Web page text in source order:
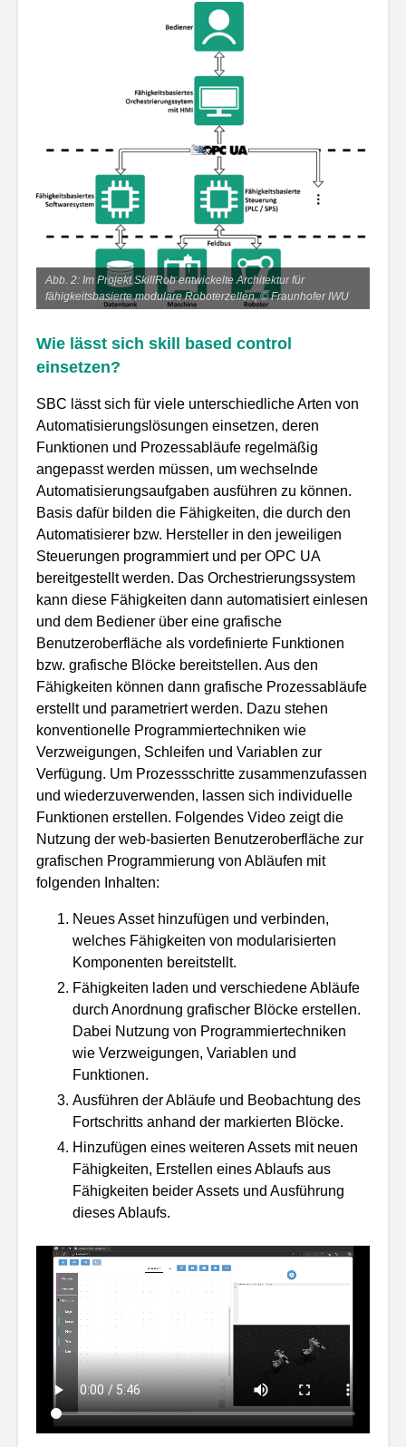
Abb. 2: Im Projekt SkillRob entwickelte Architektur für
fähigkeitsbasierte modulare Roboterzellen, © Fraunhofer IWU
Wie lässt sich skill based control
einsetzen?
SBC lässt sich für viele unterschiedliche Arten von
Automatisierungslösungen einsetzen, deren
Funktionen und Prozessabläufe regelmäßig
angepasst werden müssen, um wechselnde
Automatisierungsaufgaben ausführen zu können.
Basis dafür bilden die Fähigkeiten, die durch den
Automatisierer bzw. Hersteller in den jeweiligen
Steuerungen programmiert und per OPC UA
bereitgestellt werden. Das Orchestrierungssystem
kann diese Fähigkeiten dann automatisiert einlesen
und dem Bediener über eine grafische
Benutzeroberfläche als vordefinierte Funktionen
bzw. grafische Blöcke bereitstellen. Aus den
Fähigkeiten können dann grafische Prozessabläufe
erstellt und parametriert werden. Dazu stehen
konventionelle Programmiertechniken wie
Verzweigungen, Schleifen und Variablen zur
Verfügung. Um Prozessschritte zusammenzufassen
und wiederzuverwenden, lassen sich individuelle
Funktionen erstellen. Folgendes Video zeigt die
Nutzung der web-basierten Benutzeroberfläche zur
grafischen Programmierung von Abläufen mit
folgenden Inhalten:
Neues Asset hinzufügen und verbinden,
welches Fähigkeiten von modularisierten
Komponenten bereitstellt.
Fähigkeiten laden und verschiedene Abläufe
durch Anordnung grafischer Blöcke erstellen.
Dabei Nutzung von Programmiertechniken
wie Verzweigungen, Variablen und
Funktionen.
Ausführen der Abläufe und Beobachtung des
Fortschritts anhand der markierten Blöcke.
Hinzufügen eines weiteren Assets mit neuen
Fähigkeiten, Erstellen eines Ablaufs aus
Fähigkeiten beider Assets und Ausführung
dieses Ablaufs.